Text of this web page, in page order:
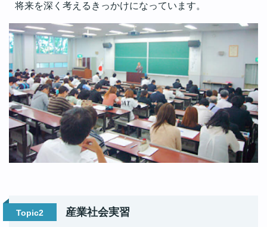
将来を深く考えるきっかけになっています。
Topic2 産業社会実習